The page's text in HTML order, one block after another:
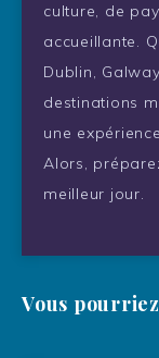
culture, de
accueillante.
Dublin,
destinations
une
Alors,
meilleur jour.
Vous